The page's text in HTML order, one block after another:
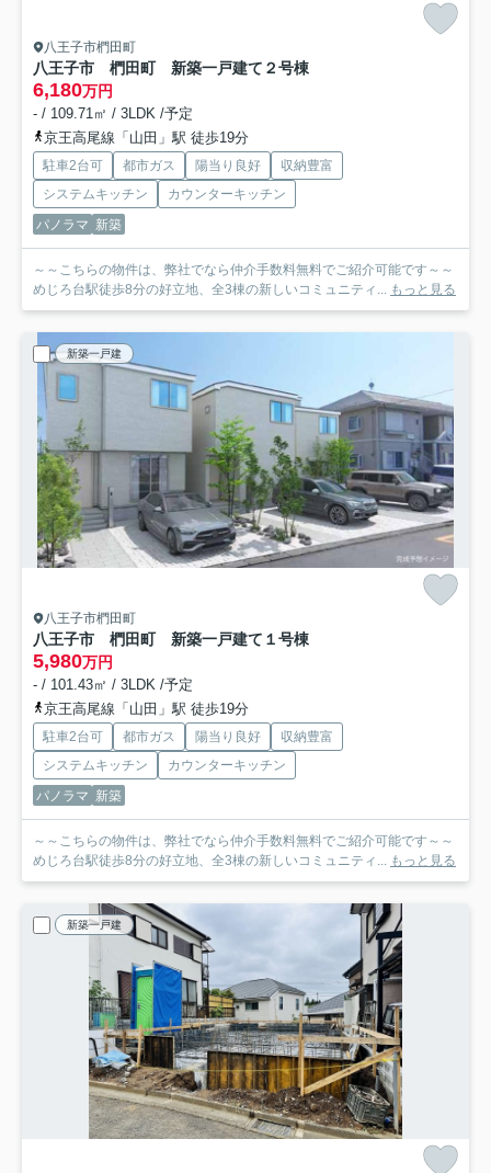
八王子市椚田町
八王子市 椚田町 新築一戸建て ２号棟
6,180万円
- / 109.71㎡ / 3LDK /予定
京王高尾線「山田」駅 徒歩19分
駐車2台可 都市ガス 陽当り良好
収納豊富
システムキッチン
カウンターキッチン
パノラマ 新築
～～こちらの物件は、弊社でなら仲介手数料無料でご紹介可能です～～
めじろ台駅徒歩8分の好立地、全3棟の新しいコミュニティ...
もっと見る
新築一戸建
八王子市椚田町
八王子市 椚田町 新築一戸建て １号棟
5,980万円
- / 101.43㎡ / 3LDK /予定
京王高尾線「山田」駅 徒歩19分
駐車2台可 都市ガス 陽当り良好
収納豊富
システムキッチン
カウンターキッチン
パノラマ 新築
～～こちらの物件は、弊社でなら仲介手数料無料でご紹介可能です～～
めじろ台駅徒歩8分の好立地、全3棟の新しいコミュニティ...
もっと見る
新築一戸建